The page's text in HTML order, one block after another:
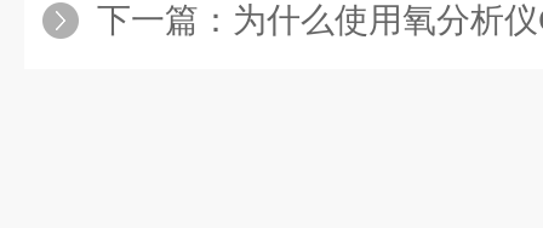
下一篇： 为什么使用氧分析仪